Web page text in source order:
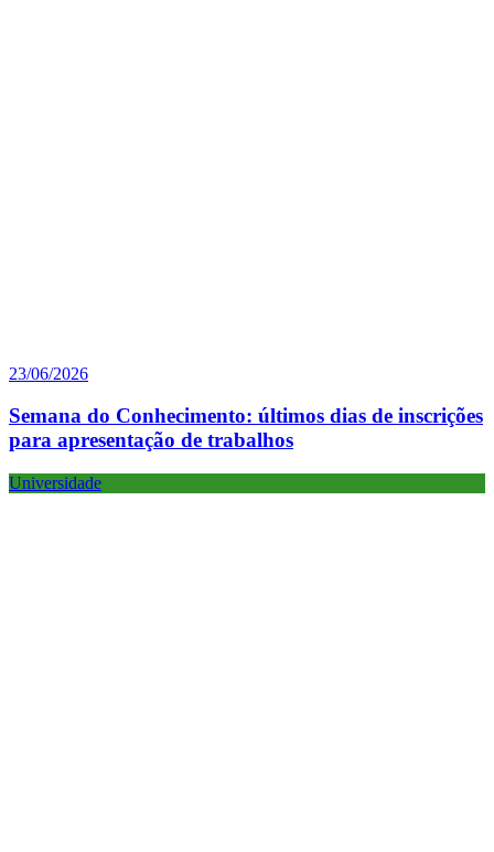
23/06/2026
Semana do Conhecimento: últimos dias de inscrições
para apresentação de trabalhos
Universidade